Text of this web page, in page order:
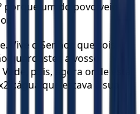
um do povo veio
Vive o Senhor, que sois
guardastes a vosso
pois, agora onde está
que estava à sua